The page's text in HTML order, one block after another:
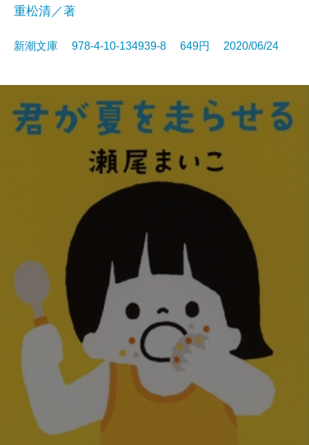
重松清／著
新潮文庫 978-4-10-134939-8 649円 2020/06/24